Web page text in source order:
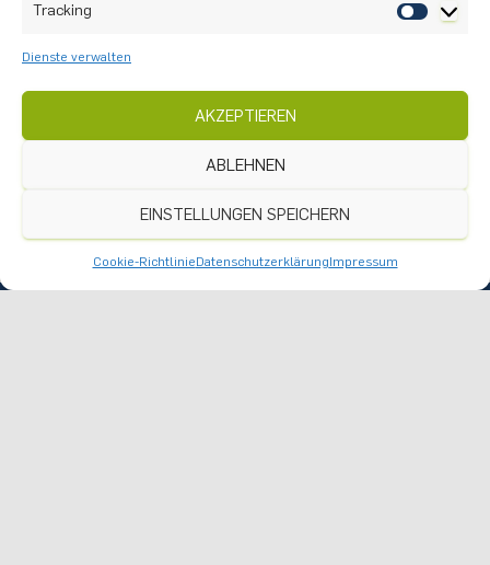
Tracking
Dienste verwalten
AKZEPTIEREN
ABLEHNEN
EINSTELLUNGEN SPEICHERN
Cookie-RichtlinieDatenschutzerklärungImpressum